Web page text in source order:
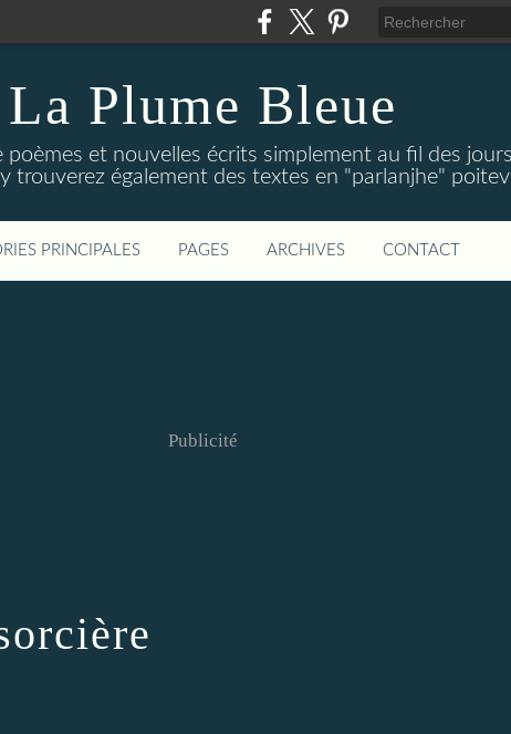
La Plume Bleue
poèmes et nouvelles écrits simplement au fil des
trouverez également des textes en "parlanjhe"
PRINCIPALES PAGES ARCHIVES CONTACT
Publicité